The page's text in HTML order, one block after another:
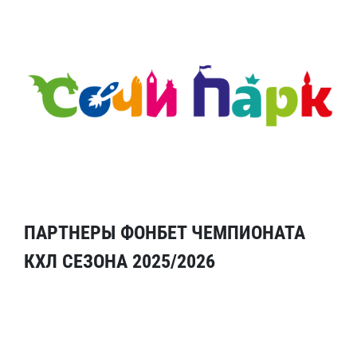
ПАРТНЕРЫ ФОНБЕТ ЧЕМПИОНАТА
КХЛ СЕЗОНА 2025/2026